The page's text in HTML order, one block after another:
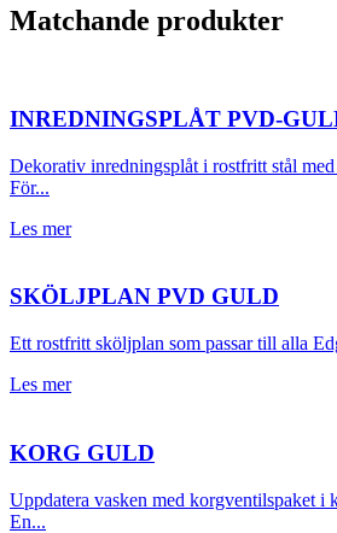
Matchande produkter
INREDNINGSPLÅT PVD-
Dekorativ inredningsplåt i rostfritt stål
För...
Les mer
SKÖLJPLAN PVD GULD
Ett rostfritt sköljplan som passar till alla
Les mer
KORG GULD
Uppdatera vasken med korgventilspaket i
En...